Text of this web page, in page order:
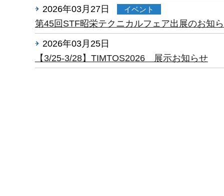
2026年03月27日
イベント
第45回STF昭栄テクニカルフェア出展のお知
2026年03月25日
【3/25-3/28】TIMTOS2026 展示お知らせ